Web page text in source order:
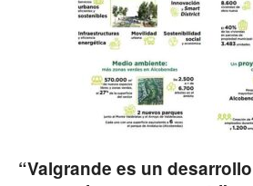
“Valgrande es un